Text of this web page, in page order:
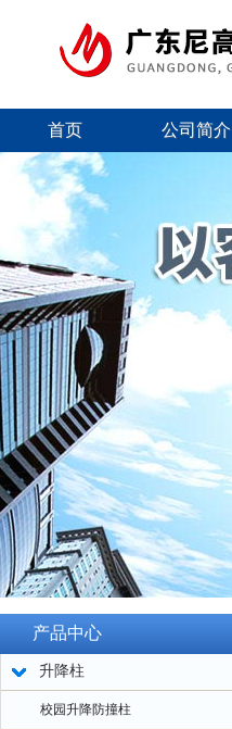
首页 公司简介
产品中心
升降柱
校园升降防撞柱